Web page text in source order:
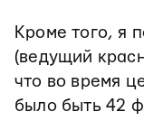
Кроме того, я
(ведущий
что во время
было быть 42